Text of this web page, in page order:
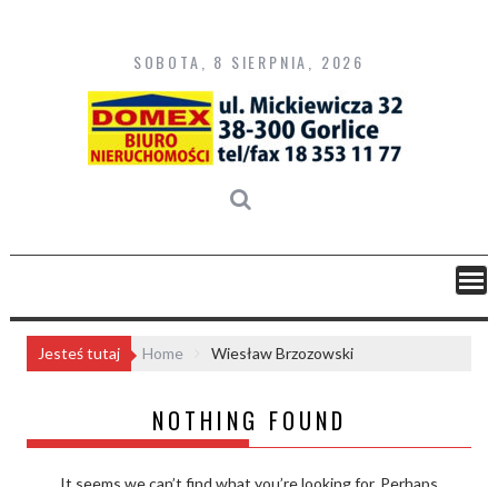
content
SOBOTA, 8 SIERPNIA, 2026
Jesteś tutaj Home Wiesław Brzozowski
NOTHING FOUND
It seems we can’t find what you’re looking for. Perhaps